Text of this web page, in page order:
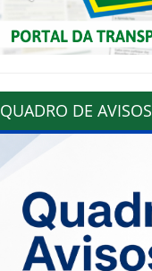
QUADRO DE AVISOS